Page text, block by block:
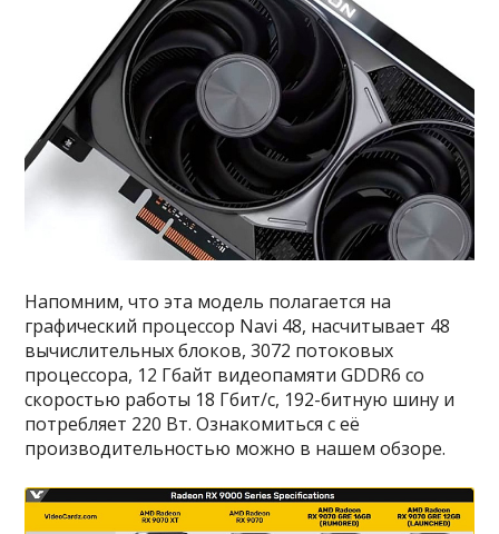
Напомним, что эта модель полагается на
графический процессор Navi 48, насчитывает 48
вычислительных блоков, 3072 потоковых
процессора, 12 Гбайт видеопамяти GDDR6 со
скоростью работы 18 Гбит/с, 192-битную шину и
потребляет 220 Вт. Ознакомиться с её
производительностью можно в нашем обзоре.